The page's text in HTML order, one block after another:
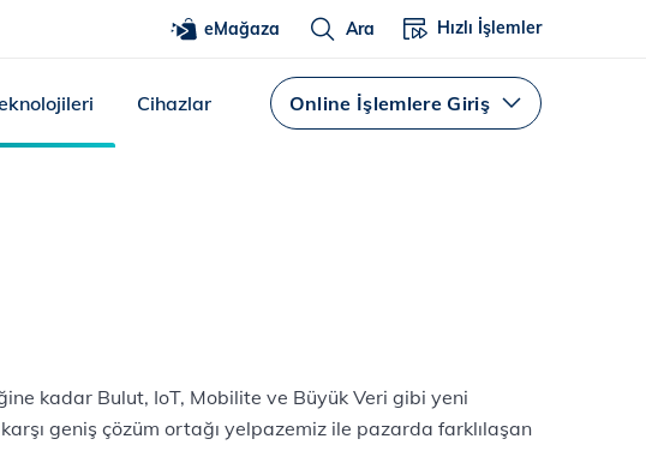
eMağaza Ara Hızlı İşlemler
Cihazlar Online İşlemlere Giriş
kadar Bulut, IoT, Mobilite ve Büyük Veri gibi yeni
geniş çözüm ortağı yelpazemiz ile pazarda farklılaşan